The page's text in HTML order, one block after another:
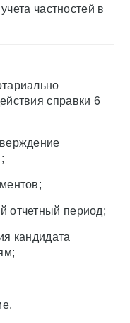
частностей в
справки 6
отчетный период;
кандидата